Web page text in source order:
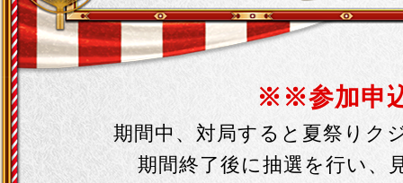
※※参加申
期間中、対局すると夏祭りク
期間終了後に抽選を行い、